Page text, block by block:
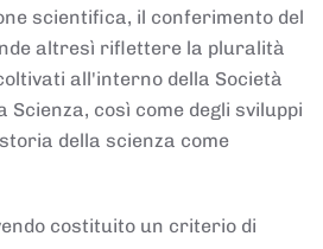
scientifica, il conferimento del
altresì riflettere la pluralità
all'interno della Società
così come degli sviluppi
della scienza come
costituito un criterio di